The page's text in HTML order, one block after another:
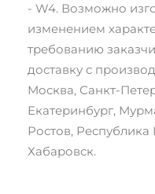
- W4. Возможно
изменением
требованию
доставку с
Москва, Санкт-
Екатеринбург,
Ростов,
Хабаровск.